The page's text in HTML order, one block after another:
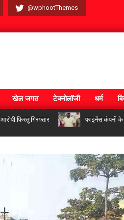
@wphootThemes
खेल जगत टेक्नोलॉजी धर्म
गिरफ्तार फाइनेंस कंपनी के